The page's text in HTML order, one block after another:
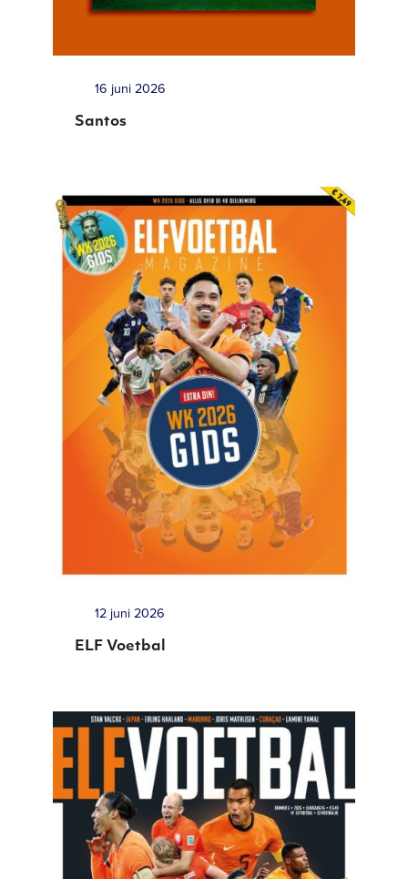
16 juni 2026
Santos
12 juni 2026
ELF Voetbal